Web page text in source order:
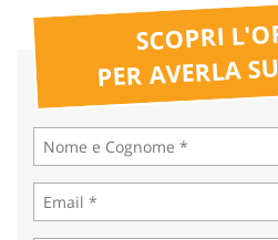
SCOPRI
PER AVERLA
in
qualsiasi
momento.